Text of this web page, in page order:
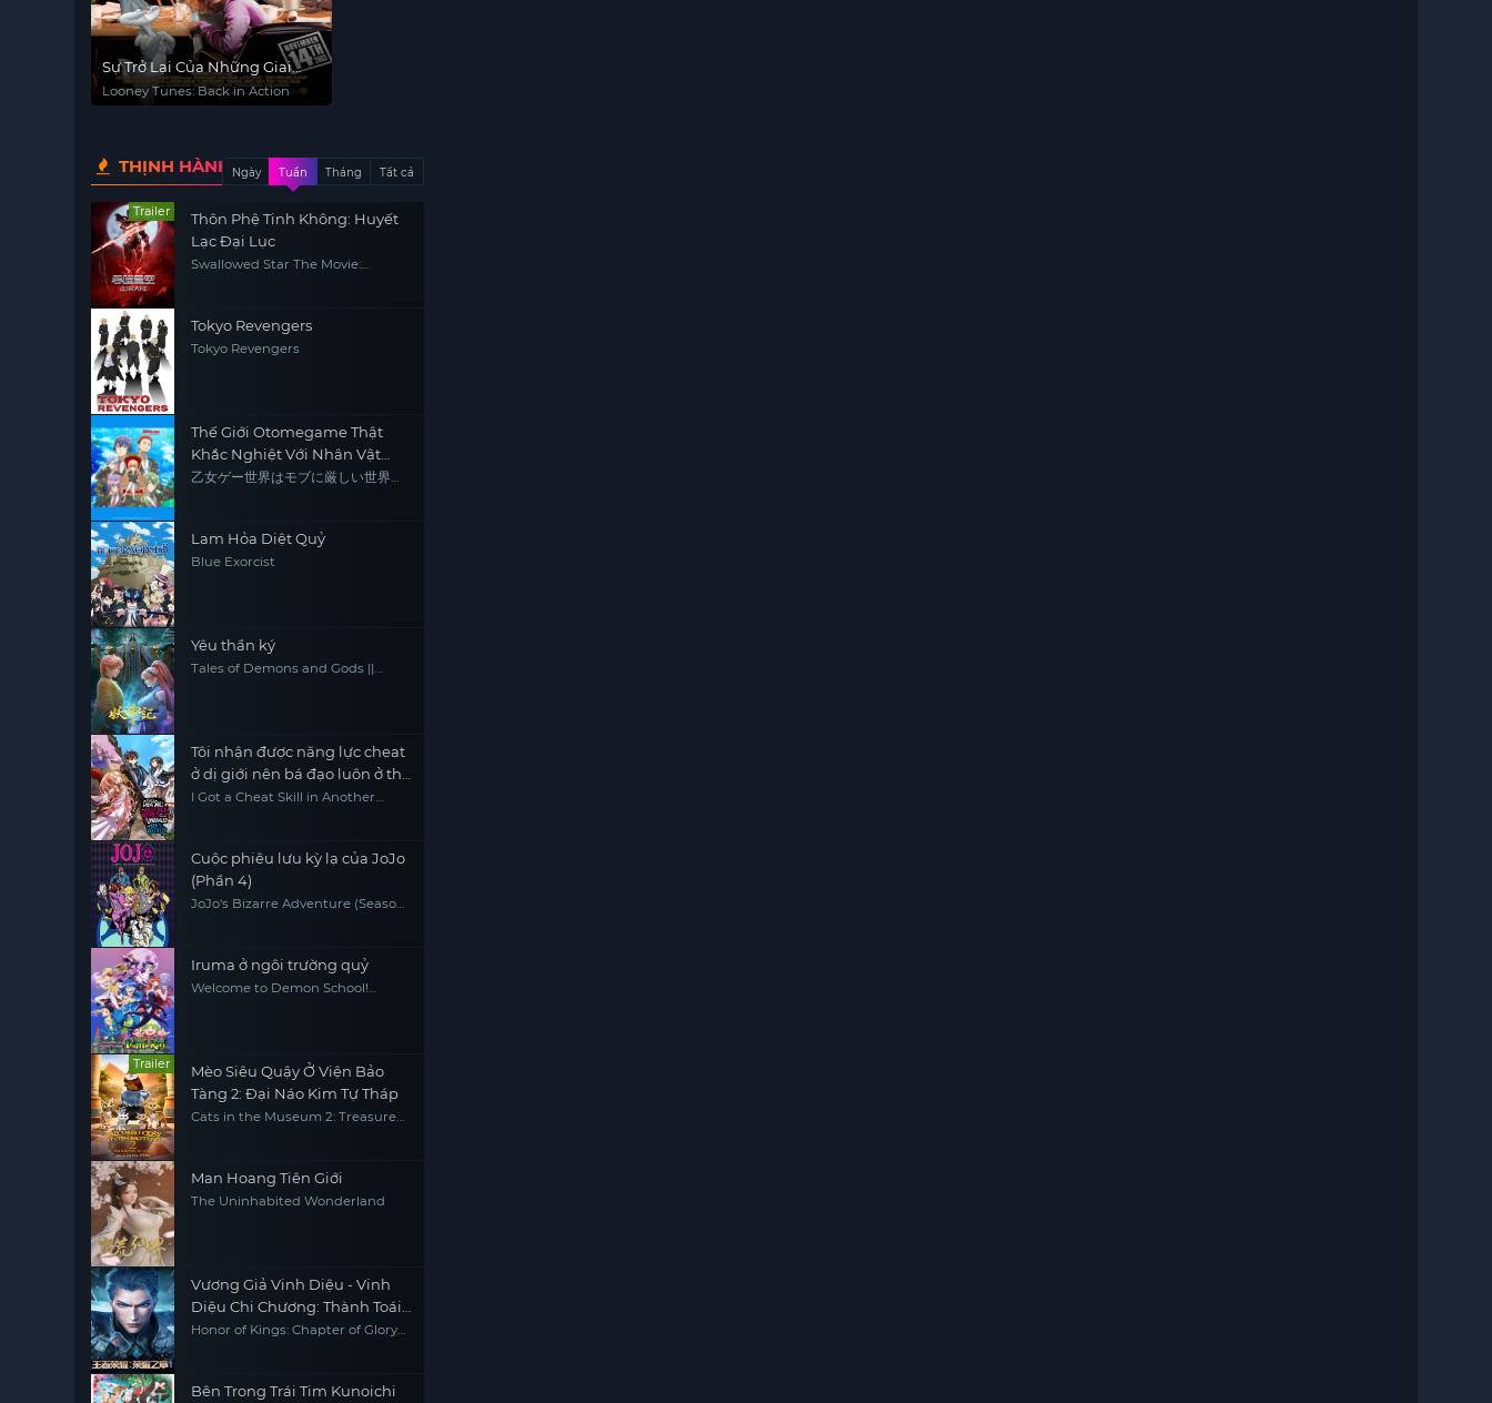
Sự Trở Lại Của Những Giai
Điệu Vui Vẻ
Looney Tunes: Back in Action
THỊNH HÀNHNgày Tuần Tháng Tất cả
Trailer
Thôn Phệ Tinh Không: Huyết
Lạc Đại Lục
Swallowed Star The Movie:
Tokyo Revengers
Tokyo Revengers
Thế Giới Otomegame Thật
Khắc Nghiệt Với Nhân Vật
Quần Chúng
乙女ゲー世界はモブに厳しい世界で
Lam Hỏa Diệt Quỷ
Blue Exorcist
Yêu thần ký
Tales of Demons and Gods ||
Tôi nhận được năng lực cheat
ở dị giới nên bá đạo luôn ở thế
giới thực
I Got a Cheat Skill in Another
Cuộc phiêu lưu kỳ lạ của JoJo
(Phần 4)
JoJo's Bizarre Adventure (Season
Iruma ở ngôi trường quỷ
Welcome to Demon School!
Trailer
Mèo Siêu Quậy Ở Viện Bảo
Tàng 2: Đại Náo Kim Tự Tháp
Cats in the Museum 2: Treasures
Man Hoang Tiên Giới
The Uninhabited Wonderland
Vương Giả Vinh Diệu - Vinh
Diệu Chi Chương: Thành Toái
Nguyệt (Phần 2)
Honor of Kings: Chapter of Glory
Bên Trong Trái Tim Kunoichi